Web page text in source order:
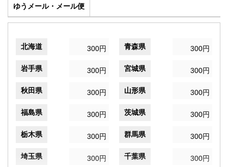
ゆうメール・メール便
北海道 300円 青森県 300円
岩手県 300円 宮城県 300円
秋田県 300円 山形県 300円
福島県 300円 茨城県 300円
栃木県 300円 群馬県 300円
埼玉県 300円 千葉県 300円